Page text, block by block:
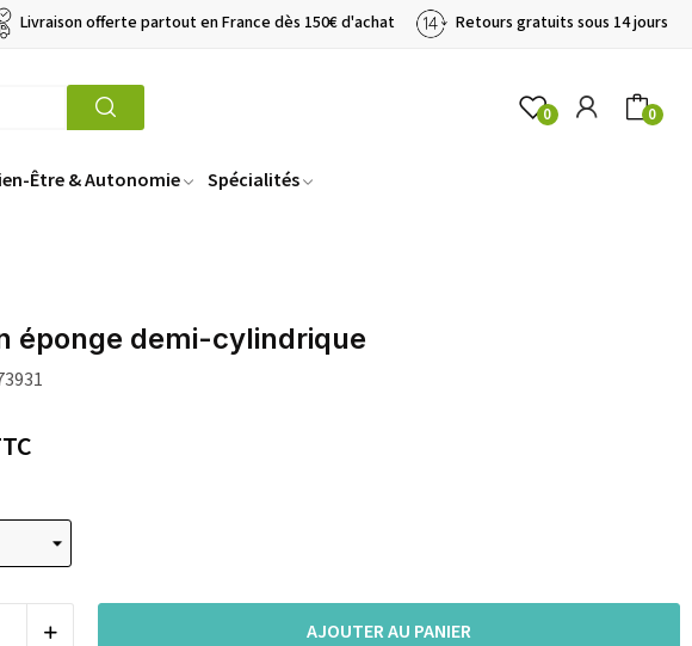
Livraison offerte partout en France dès 150€ d'achat Retours gratuits sous 14 jours
0 0
Être & Autonomie Spécialités
éponge demi-cylindrique
AJOUTER AU PANIER